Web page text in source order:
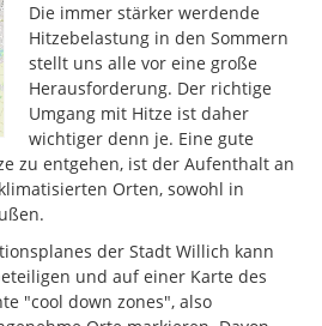
Die immer stärker werdende
Hitzebelastung in den Sommern
stellt uns alle vor eine große
Herausforderung. Der richtige
Umgang mit Hitze ist daher
wichtiger denn je. Eine gute
zu entgehen, ist der Aufenthalt an
Orten, sowohl in
der Stadt Willich kann
und auf einer Karte des
"cool down zones", also